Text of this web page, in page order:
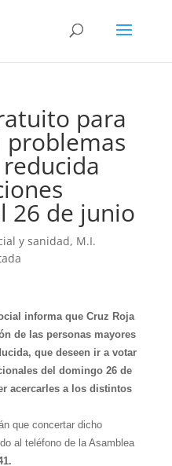
para
problemas
26 de junio
y sanidad, M.I.
informa que Cruz Roja
de las personas mayores
que deseen ir a votar
del domingo 26 de
acercarles a los distintos
que concertar dicho
al teléfono de la Asamblea